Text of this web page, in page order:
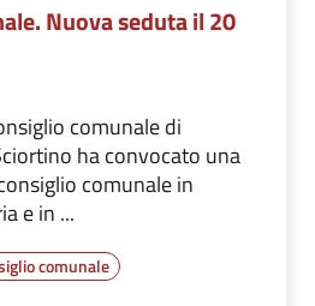
Nuova seduta il 20
comunale di
ha convocato una
comunale in
e in ...
comunale